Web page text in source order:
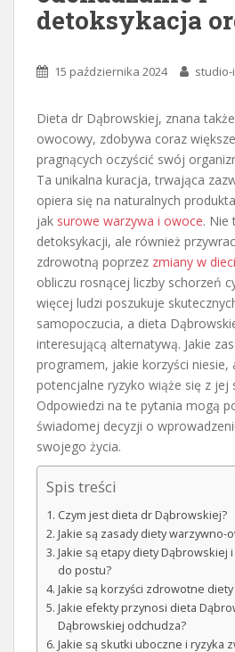
detoksykacja
15 października 2024
Dieta dr Dąbrowskiej, znana
owocowy, zdobywa coraz
pragnących oczyścić swój
Ta unikalna kuracja, trwająca
opiera się na naturalnych
jak surowe warzywa i owoce. Nie
detoksykacji, ale również
zdrowotną poprzez zmiany w
obliczu rosnącej liczby schorzeń
więcej ludzi poszukuje
samopoczucia, a dieta
interesującą alternatywą. Jakie
programem, jakie korzyści niesie,
potencjalne ryzyko wiąże się z jej
Odpowiedzi na te pytania mogą
świadomej decyzji o
swojego życia.
Spis treści
Czym jest dieta dr Dąbrowskiej?
Jakie są zasady diety warzywno-
Jakie są etapy diety Dąbrowskiej
do postu?
Jakie są korzyści zdrowotne
Jakie efekty przynosi dieta
Dąbrowskiej odchudza?
Jakie są skutki uboczne i ryzyka